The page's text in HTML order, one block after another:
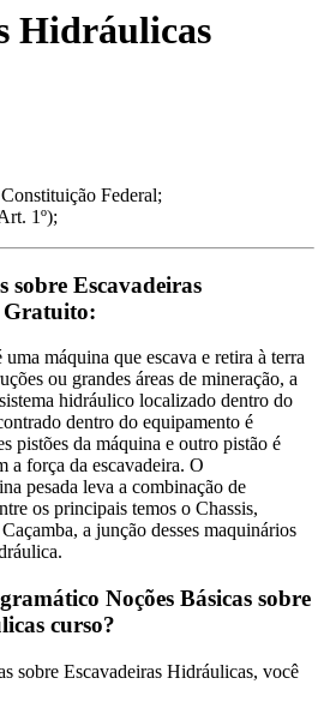
Hidráulicas
Federal;
1º);
sobre Escavadeiras
Gratuito:
máquina que escava e retira à terra
ou grandes áreas de mineração, a
hidráulico localizado dentro do
dentro do equipamento é
pistões da máquina e outro pistão é
a força da escavadeira. O
pesada leva a combinação de
os principais temos o Chassis,
a junção desses maquinários
Noções Básicas sobre
curso?
sobre Escavadeiras Hidráulicas, você